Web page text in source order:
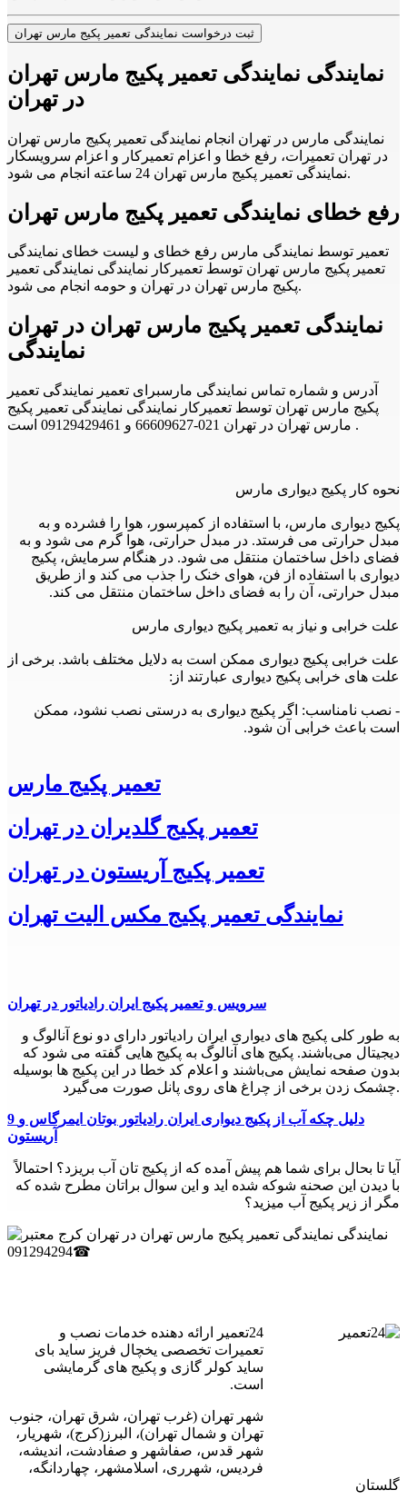
ثبت درخواست نمایندگی تعمیر پکیج مارس تهران
نمایندگی نمایندگی تعمیر پکیج مارس تهران
در تهران
نمایندگی مارس در تهران انجام نمایندگی تعمیر پکیج مارس تهران
در تهران تعمیرات، رفع خطا و اعزام تعمیرکار و اعزام سرویسکار
نمایندگی تعمیر پکیج مارس تهران 24 ساعته انجام می شود.
رفع خطای نمایندگی تعمیر پکیج مارس تهران
تعمیر توسط نمایندگی مارس رفع خطای و لیست خطای نمایندگی
تعمیر پکیج مارس تهران توسط تعمیرکار نمایندگی نمایندگی تعمیر
پکیج مارس تهران در تهران و حومه انجام می شود.
نمایندگی تعمیر پکیج مارس تهران در تهران
نمایندگی
آدرس و شماره تماس نمایندگی مارسبرای تعمیر نمایندگی تعمیر
پکیج مارس تهران توسط تعمیرکار نمایندگی نمایندگی تعمیر پکیج
مارس تهران در تهران 021-66609627 و 09129429461 است .
نحوه کار پکیج دیواری مارس
پکیج دیواری مارس، با استفاده از کمپرسور، هوا را فشرده و به
مبدل حرارتی می فرستد. در مبدل حرارتی، هوا گرم می شود و به
فضای داخل ساختمان منتقل می شود. در هنگام سرمایش، پکیج
دیواری با استفاده از فن، هوای خنک را جذب می کند و از طریق
مبدل حرارتی، آن را به فضای داخل ساختمان منتقل می کند.
علت خرابی و نیاز به تعمیر پکیج دیواری مارس
علت خرابی پکیج دیواری ممکن است به دلایل مختلف باشد. برخی از
علت های خرابی پکیج دیواری عبارتند از:
- نصب نامناسب: اگر پکیج دیواری به درستی نصب نشود، ممکن
است باعث خرابی آن شود.
- نگهداری نامناسب: نگهداری نامناسب از پکیج دیواری ممکن است
- قطعات فرسوده: قطعات فرسوده در پکیج دیواری باعث خرابی آن
- عدم تعمیر به موقع: اگر پکیج دیواری به موقع تعمیر نشود، ممکن
است باعث خرابی آن شود.
تعمیر پکیج دیواری مارس بستگی به نوع خرابی و مشکل دارد. برخی
از روش های تعمیر پکیج دیواری عبارتند از:
- تعویض قطعات فرسوده: اگر قطعات پکیج دیواری فرسوده شده
اند، باید آن ها تعویض شوند.
- تعویض فیوز: در صورتی که فیوز پکیج دیواری سوخته باشد، باید آن
را تعویض کرد.
تعویض کرد.
- تعمیر کمپرسور: در صورتی که کمپرسور پکیج دیواری خراب شده
- تعمیر مبدل حرارتی: در صورتی که مبدل حرارتی پکیج دیواری
- قبل از هرگونه تعمیر، باید اطمینان حاصل کرد که برق قطع شده
- قبل از هرگونه تعمیر، باید دستگاه را خاموش کرد.
- قبل از هرگونه تعمیر، باید ابتدا علت خرابی را تشخیص داد.
- برای تعمیر پکیج دیواری، بهتر است از تعمیرکاران مجرب و
تعمیر پکیج مارس
تعمیر پکیج گلدیران در تهران
تعمیر پکیج آریستون در تهران
نمایندگی تعمیر پکیج مکس الیت تهران
سرویس و تعمیر پکیج ایران رادیاتور در تهران
به طور کلی پکیج های دیواری ایران رادیاتور دارای دو نوع آنالوگ و
دیجیتال می‌باشند. پکیج های آنالوگ به پکیج هایی گفته می شود که
بدون صفحه نمایش می‌باشند و اعلام کد خطا در این پکیج ها بوسیله
چشمک زدن برخی از چراغ های روی پانل صورت می‌گیرد.
9 دلیل چکه آب از پکیج دیواری ایران رادیاتور بوتان ایمرگاس و
آریستون
آیا تا بحال برای شما هم پیش آمده که از پکیج تان آب بریزد؟ احتمالاً
با دیدن این صحنه شوکه شده اید و این سوال براتان مطرح شده که
مگر از زیر پکیج آب میزید؟
24تعمیر ارائه دهنده خدمات نصب و
تعمیرات تخصصی یخچال فریز ساید بای
ساید کولر گازی و پکیج های گرمایشی
است.
شهر تهران (غرب تهران، شرق تهران، جنوب
تهران و شمال تهران)، البرز(کرج)، شهریار،
شهر قدس، صفاشهر و صفادشت، اندیشه،
فردیس، شهرری، اسلامشهر، چهاردانگه،
گلستان